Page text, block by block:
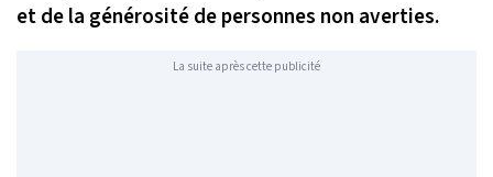
et de la générosité de personnes non averties.
La suite après cette publicité